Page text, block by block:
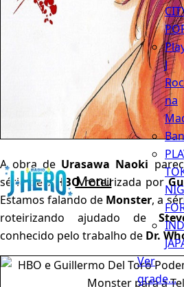
Menu
J
na
Ver
grade...
A obra de Urasawa Naoki
série pelaHBOroteirizada por
Estamos falando de Monster, a
roteirizando ajudado de
conhecido pelo trabalho de Dr.